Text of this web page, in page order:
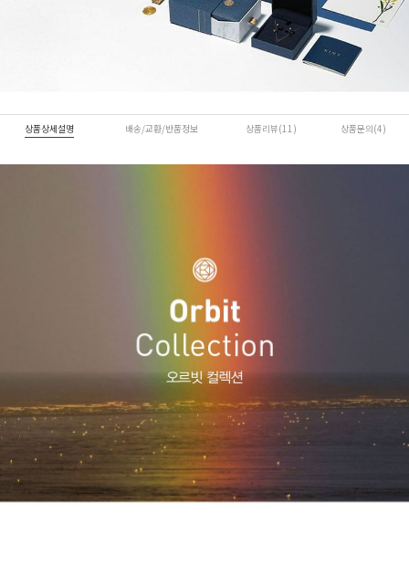
상품상세설명 배송/교환/반품정보 상품리뷰(11) 상품문의(4)